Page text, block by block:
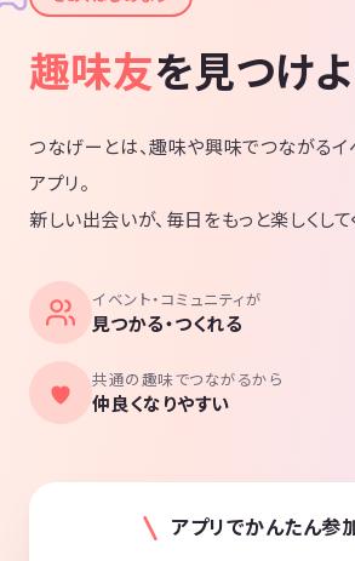
趣味友を見つけ
つなげーとは、趣味や興味でつながるイ
アプリ。
新しい出会いが、毎日をもっと楽しくして
イベント・コミュニティが
見つかる・つくれる
共通の趣味でつながるから
仲良くなりやすい
アプリでかんたん参